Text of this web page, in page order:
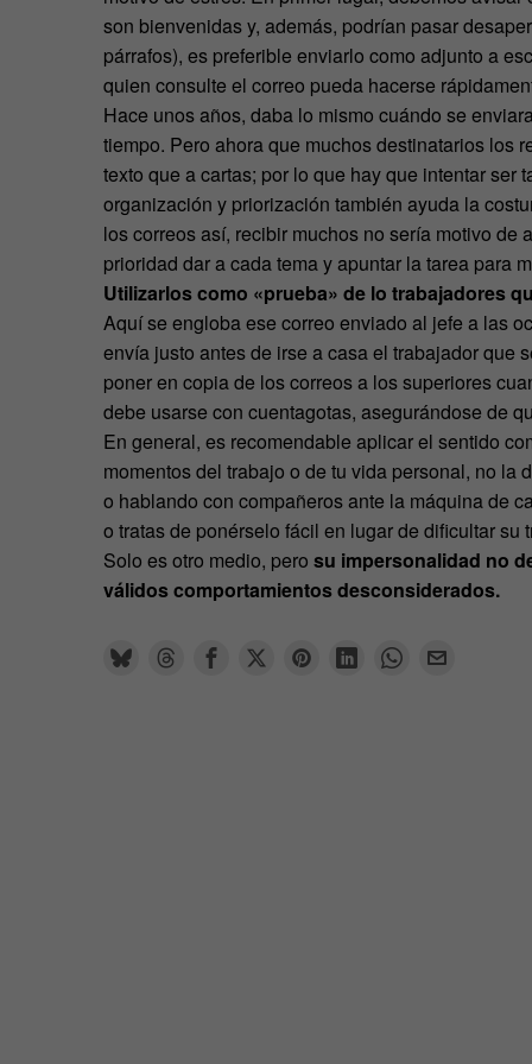
son bienvenidas y, además, podrían pasar
párrafos), es preferible enviarlo como adjunto a
quien consulte el correo pueda hacerse
Hace unos años, daba lo mismo cuándo se
tiempo. Pero ahora que muchos destinatarios los
texto que a cartas; por lo que hay que intentar ser
organización y priorización también ayuda la
los correos así, recibir muchos no sería motivo
prioridad dar a cada tema y apuntar la tarea para
Utilizarlos como «prueba» de lo trabajadores
Aquí se engloba ese correo enviado al jefe a las
envía justo antes de irse a casa el trabajador que
poner en copia de los correos a los superiores
debe usarse con cuentagotas, asegurándose de
En general, es recomendable aplicar el sentido
momentos del trabajo o de tu vida personal, no la
o hablando con compañeros ante la máquina de
o tratas de ponérselo fácil en lugar de dificultar
Solo es otro medio, pero su impersonalidad no
válidos comportamientos desconsiderados.